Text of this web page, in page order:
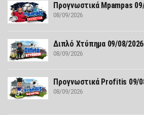
Προγνωστικά Mpampas
08/09/2026
Διπλό Χτύπημα 09/08/2026
08/09/2026
Προγνωστικά Profitis 09/
08/09/2026